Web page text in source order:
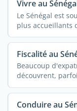
Vivre au
Le Sénégal est
plus accueillants
Fiscalité au
Beaucoup
découvrent,
Conduire au